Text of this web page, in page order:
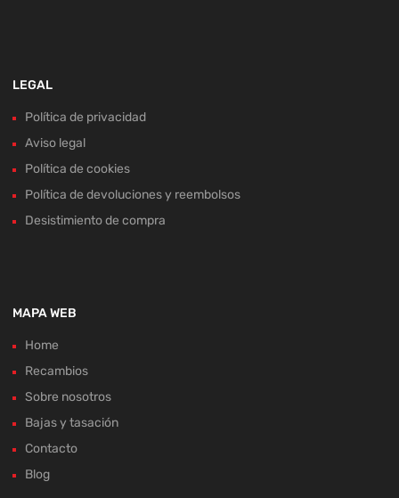
LEGAL
Política de privacidad
Aviso legal
Política de cookies
Política de devoluciones y reembolsos
Desistimiento de compra
MAPA WEB
Home
Recambios
Sobre nosotros
Bajas y tasación
Contacto
Blog